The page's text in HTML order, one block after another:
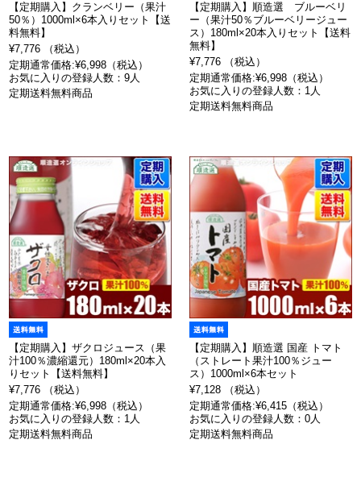
【定期購入】クランベリー（果汁
50％）1000ml×6本入りセット【送
料無料】
¥7,776 （税込）
定期通常価格:¥6,998（税込）
お気に入りの登録人数：9人
定期送料無料商品
【定期購入】順造選 ブルーベリ
ー（果汁50％ブルーベリージュー
ス）180ml×20本入りセット【送料
無料】
¥7,776 （税込）
定期通常価格:¥6,998（税込）
お気に入りの登録人数：1人
定期送料無料商品
【定期購入】ザクロジュース（果
汁100％濃縮還元）180ml×20本入
りセット【送料無料】
¥7,776 （税込）
定期通常価格:¥6,998（税込）
お気に入りの登録人数：1人
定期送料無料商品
【定期購入】順造選 国産 トマト
（ストレート果汁100％ジュー
ス）1000ml×6本セット
¥7,128 （税込）
定期通常価格:¥6,415（税込）
お気に入りの登録人数：0人
定期送料無料商品